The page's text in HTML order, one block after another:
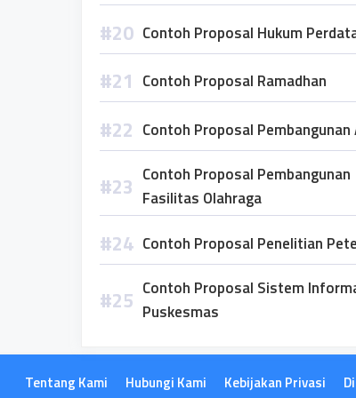
Contoh Proposal Hukum
Contoh Proposal Ramadhan
Contoh Proposal Pembangunan
Contoh Proposal Pembangunan
Fasilitas Olahraga
Contoh Proposal Penelitian
Contoh Proposal Sistem
Puskesmas
Tentang Kami Hubungi Kami Kebijakan Privasi